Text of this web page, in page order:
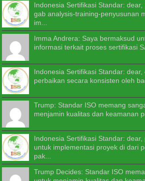
Indonesia Sertifikasi Standar: dear,
gab analysis-training-penyusunan
im...
Imma Andrera: Saya bermaksud
informasi terkait proses sertifikasi
Indonesia Sertifikasi Standar:
perbaikan secara konsisten oleh
Trump: Standar ISO memang
menjamin kualitas dan keamanan
Indonesia Sertifikasi Standar:
untuk implementasi proyek di dari
pak...
Trump Decides: Standar ISO